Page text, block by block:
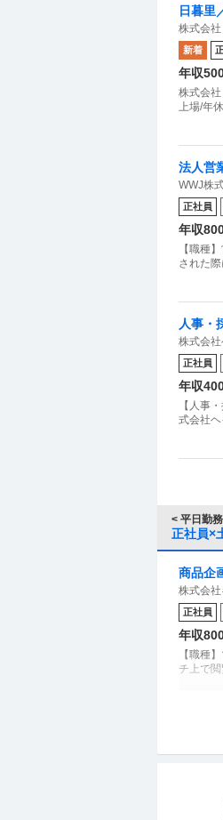
日暮里
ト可
株式会
新着
年収
株式会
上場/年
法人営
レック
WWJ株
正社員
年収
【職種
された
人事・
株式会
正社員
年収
【人事
式会社
< 平日勤
正社員×
商品企
子メー
土日祝
株式会
正社員
年収
【職種
チ上で
年収
月給
【年収